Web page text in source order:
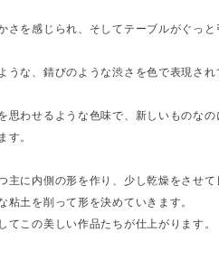
さを感じられ、そしてテーブルがぐっと
うな、錆びのような渋さを色で表現され
思わせるような色味で、新しいものなの
す。
主に内側の形を作り、少し乾燥をさせて
土を削って形を決めていきます。
この美しい作品たちが仕上がります。